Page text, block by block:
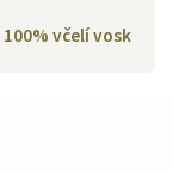
100% včelí vosk